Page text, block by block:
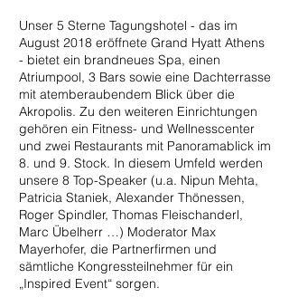
Unser 5 Sterne Tagungshotel - das im
August 2018 eröffnete Grand Hyatt Athens
- bietet ein brandneues Spa, einen
Atriumpool, 3 Bars sowie eine Dachterrasse
mit atemberaubendem Blick über die
Akropolis. Zu den weiteren Einrichtungen
gehören ein Fitness- und Wellnesscenter
und zwei Restaurants mit Panoramablick im
8. und 9. Stock. In diesem Umfeld werden
unsere 8 Top-Speaker (u.a. Nipun Mehta,
Patricia Staniek, Alexander Thönessen,
Roger Spindler, Thomas Fleischanderl,
Marc Übelherr …) Moderator Max
Mayerhofer, die Partnerfirmen und
sämtliche Kongressteilnehmer für ein
„Inspired Event“ sorgen.